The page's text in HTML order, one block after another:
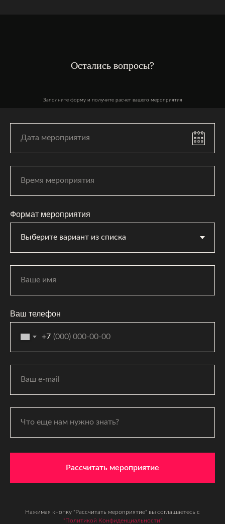
Остались вопросы?
Заполните форму и получите расчет вашего мероприятия
Формат мероприятия
Ваш телефон
+7
Рассчитать мероприятие
Нажимая кнопку "Рассчитать мероприятие" вы соглашаетесь с
"Политикой Конфиденциальности"